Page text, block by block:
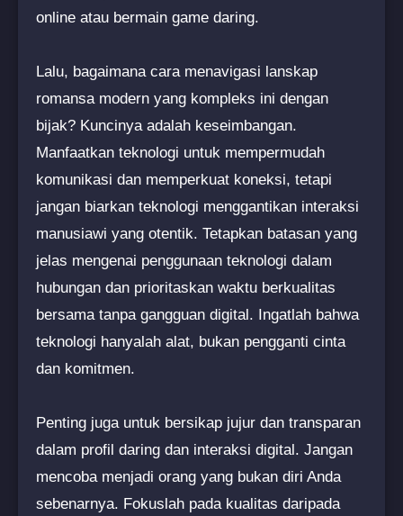
online atau bermain game daring.
Lalu, bagaimana cara menavigasi lanskap
romansa modern yang kompleks ini dengan
bijak? Kuncinya adalah keseimbangan.
Manfaatkan teknologi untuk mempermudah
komunikasi dan memperkuat koneksi, tetapi
jangan biarkan teknologi menggantikan interaksi
manusiawi yang otentik. Tetapkan batasan yang
jelas mengenai penggunaan teknologi dalam
hubungan dan prioritaskan waktu berkualitas
bersama tanpa gangguan digital. Ingatlah bahwa
teknologi hanyalah alat, bukan pengganti cinta
dan komitmen.
Penting juga untuk bersikap jujur dan transparan
dalam profil daring dan interaksi digital. Jangan
mencoba menjadi orang yang bukan diri Anda
sebenarnya. Fokuslah pada kualitas daripada